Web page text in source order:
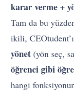
karar verme +
Tam da bu
ikili,
yönet (yön seç,
öğrenci gibi
hangi